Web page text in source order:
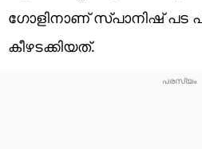
ഗോളിനാണ് സ്പാനിഷ് പട
കീഴടക്കിയത്.